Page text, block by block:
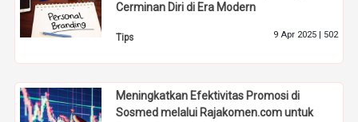
Cerminan Diri di Era Modern
Tips 9 Apr 2025 | 502
Meningkatkan Efektivitas Promosi di
Sosmed melalui Rajakomen.com untuk